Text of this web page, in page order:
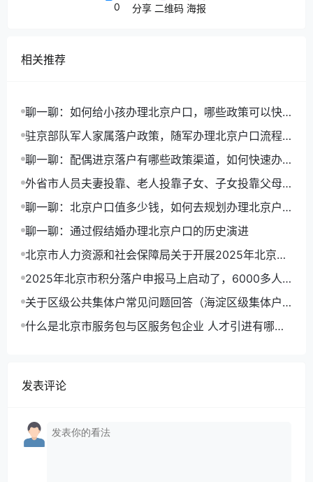
0 分享 二维码 海报
相关推荐
聊一聊：如何给小孩办理北京户口，哪些政策可以快
速落户
驻京部队军人家属落户政策，随军办理北京户口流程
详解
聊一聊：配偶进京落户有哪些政策渠道，如何快速办
理北京户口
外省市人员夫妻投靠、老人投靠子女、子女投靠父母
进京入非农业户口
聊一聊：北京户口值多少钱，如何去规划办理北京户
口路径
聊一聊：通过假结婚办理北京户口的历史演进
北京市人力资源和社会保障局关于开展2025年北京市
积分落户申报工作的通告
2025年北京市积分落户申报马上启动了，6000多人
可以拿到北京户口
关于区级公共集体户常见问题回答（海淀区级集体户
为例）
什么是北京市服务包与区服务包企业 人才引进有哪些
发表评论